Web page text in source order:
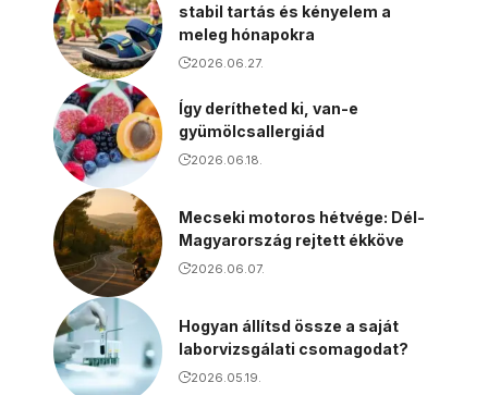
stabil tartás és kényelem a
meleg hónapokra
2026.06.27.
Így derítheted ki, van-e
gyümölcsallergiád
2026.06.18.
Mecseki motoros hétvége: Dél-
Magyarország rejtett ékköve
2026.06.07.
Hogyan állítsd össze a saját
laborvizsgálati csomagodat?
2026.05.19.